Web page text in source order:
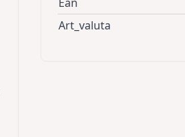
Art_valuta